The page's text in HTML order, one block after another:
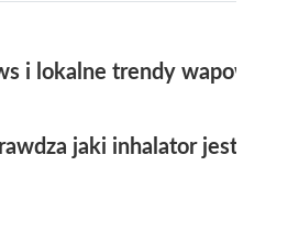
i lokalne trendy
jaki inhalator jest